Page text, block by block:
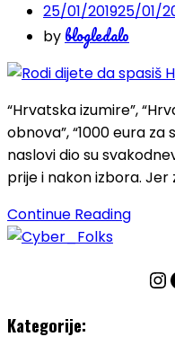
25/01/201925/01/
by blogledalo
“Hrvatska izumire”,
obnova”, “1000 eura
naslovi dio su
prije i nakon izbora. Jer
Continue Reading
Kategorije: